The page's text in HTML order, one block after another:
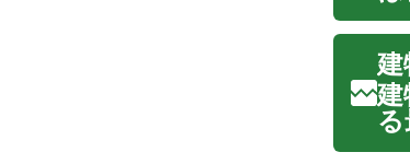
た
護
的
建
建
た